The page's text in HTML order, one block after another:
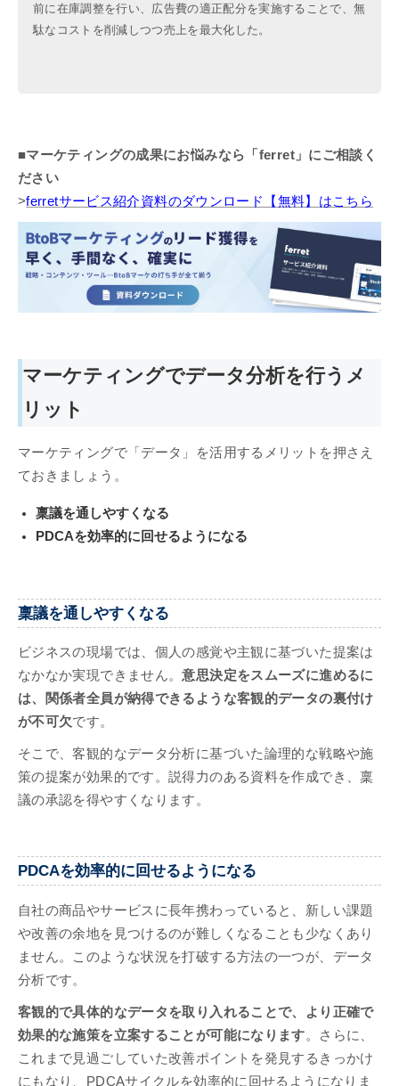
前に在庫調整を行い、広告費の適正配分を実施することで、無
駄なコストを削減しつつ売上を最大化した。
■マーケティングの成果にお悩みなら「ferret」にご相談く
ださい
>ferretサービス紹介資料のダウンロード【無料】はこちら
マーケティングでデータ分析を行うメ
リット
マーケティングで「データ」を活用するメリットを押さえ
ておきましょう。
稟議を通しやすくなる
PDCAを効率的に回せるようになる
稟議を通しやすくなる
ビジネスの現場では、個人の感覚や主観に基づいた提案は
なかなか実現できません。意思決定をスムーズに進めるに
は、関係者全員が納得できるような客観的データの裏付け
が不可欠です。
そこで、客観的なデータ分析に基づいた論理的な戦略や施
策の提案が効果的です。説得力のある資料を作成でき、稟
議の承認を得やすくなります。
PDCAを効率的に回せるようになる
自社の商品やサービスに長年携わっていると、新しい課題
や改善の余地を見つけるのが難しくなることも少なくあり
ません。このような状況を打破する方法の一つが、データ
分析です。
客観的で具体的なデータを取り入れることで、より正確で
効果的な施策を立案することが可能になります。さらに、
これまで見過ごしていた改善ポイントを発見するきっかけ
にもなり、PDCAサイクルを効率的に回せるようになりま